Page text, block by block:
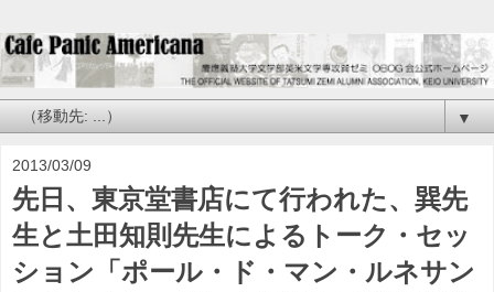
▼
2013/03/09
先日、東京堂書店にて行われた、巽先
生と土田知則先生によるトーク・セッ
ション「ポール・ド・マン・ルネサン